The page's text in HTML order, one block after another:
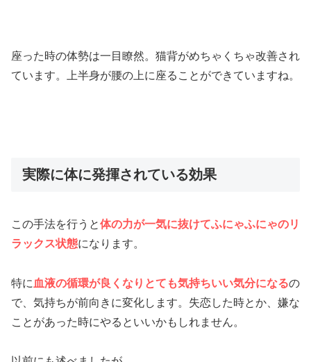
座った時の体勢は一目瞭然。猫背がめちゃくちゃ改善され
ています。上半身が腰の上に座ることができていますね。
実際に体に発揮されている効果
この手法を行うと体の力が一気に抜けてふにゃふにゃのリ
ラックス状態になります。
特に 血液の循環が良くなりとても気持ちいい気分になるの
で、気持ちが前向きに変化します。失恋した時とか、嫌な
ことがあった時にやるといいかもしれません。